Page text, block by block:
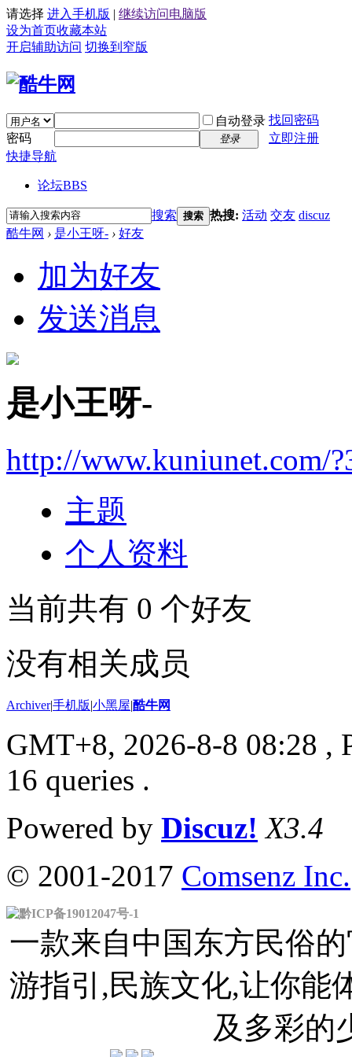
请选择 进入手机版 | 继续访问电脑版
设为首页收藏本站
开启辅助访问 切换到窄版
自动登录 找回密码
密码
登录
立即注册
快捷导航
论坛BBS
搜索 搜索 热搜: 活动 交友 discuz
酷牛网 › 是小王呀- › 好友
加为好友
发送消息
是小王呀-
http://www.kuniunet.com/
主题
个人资料
当前共有 0 个好友
没有相关成员
Archiver|手机版|小黑屋|酷牛网
GMT+8, 2026-8-8 08:28 ,
16 queries .
Powered by Discuz! X3.4
© 2001-2017 Comsenz Inc.
黔ICP备19012047号-1
一款来自中国东方民俗
游指引,民族文化,让你能
及多彩的